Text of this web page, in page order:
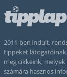
2011-ben indult,
tippeket
meg cikkeink,
számára hasznos